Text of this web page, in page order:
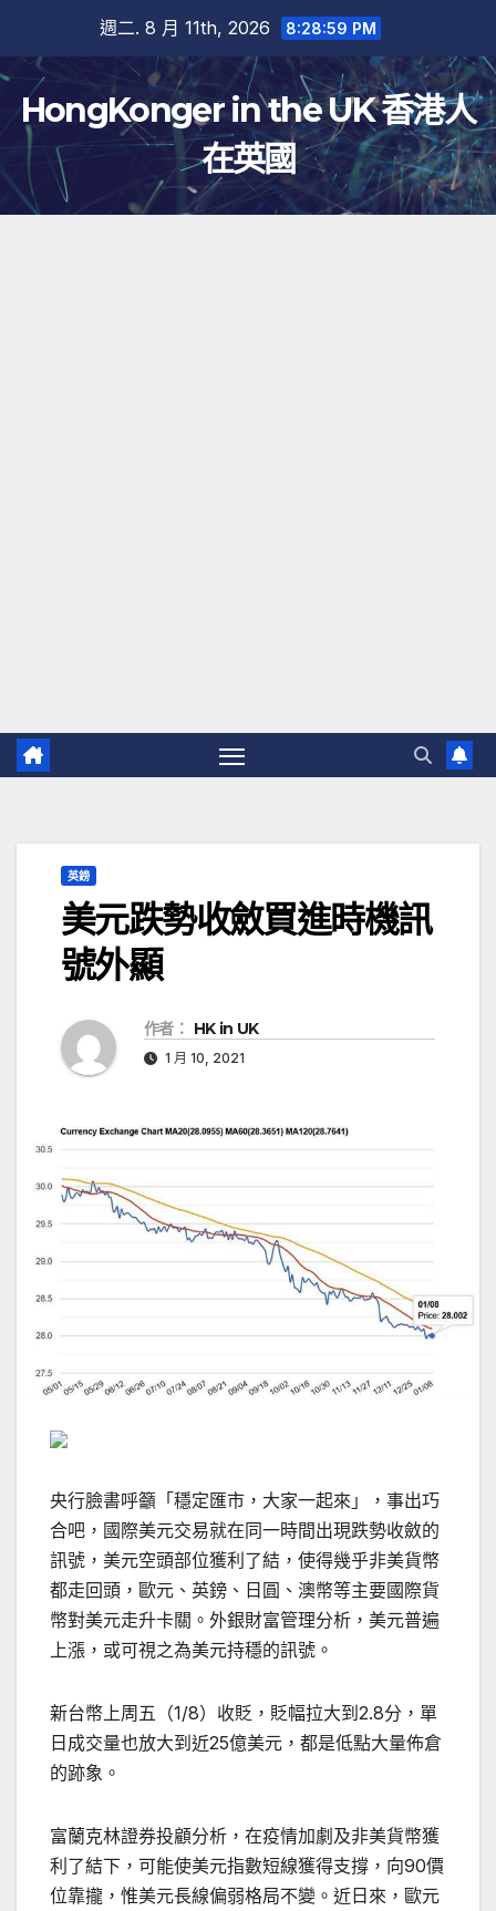
內
容
週二. 8 月 11th, 2026 8:28:59 PM
HongKonger in the UK 香港人
在英國
英鎊
美元跌勢收斂買進時機訊
號外顯
作者： HK in UK
1 月 10, 2021
央行臉書呼籲「穩定匯市，大家一起來」，事出巧
合吧，國際美元交易就在同一時間出現跌勢收斂的
訊號，美元空頭部位獲利了結，使得幾乎非美貨幣
都走回頭，歐元、英鎊、日圓、澳幣等主要國際貨
幣對美元走升卡關。外銀財富管理分析，美元普遍
上漲，或可視之為美元持穩的訊號。
新台幣上周五（1/8）收貶，貶幅拉大到2.8分，單
日成交量也放大到近25億美元，都是低點大量佈倉
的跡象。
富蘭克林證券投顧分析，在疫情加劇及非美貨幣獲
利了結下，可能使美元指數短線獲得支撐，向90價
位靠攏，惟美元長線偏弱格局不變。近日來，歐元